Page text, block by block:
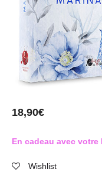
18,90€
En cadeau avec
Wishlist